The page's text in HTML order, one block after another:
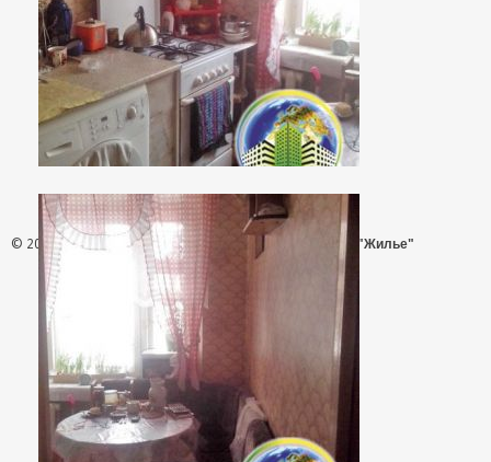
© 2026 - АН "Жилье" ООО "Агентство Недвижимости "Жилье"